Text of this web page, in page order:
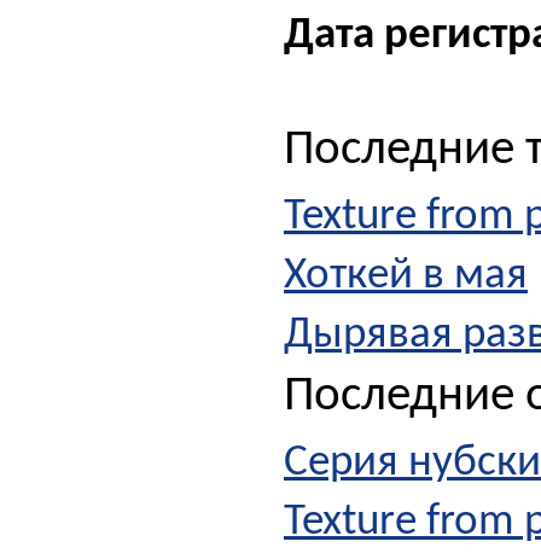
Дата
Последние
Texture from
Хоткей в мая
Дырявая
Последние
Серия
Texture from